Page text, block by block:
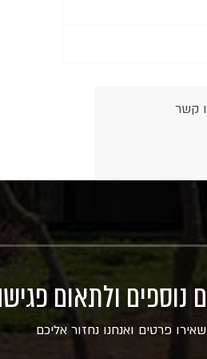
קשר
נוספים ולתאום
פרטים ואנחנו נחזור אליכם